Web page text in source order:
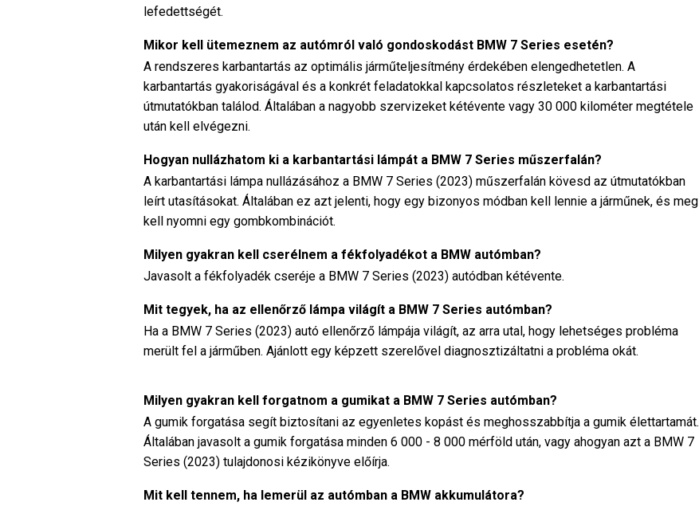
lefedettségét.
Mikor kell ütemeznem az autómról való gondoskodást BMW 7 Series esetén?
A rendszeres karbantartás az optimális járműteljesítmény érdekében elengedhetetlen. A
karbantartás gyakoriságával és a konkrét feladatokkal kapcsolatos részleteket a karbantartási
útmutatókban találod. Általában a nagyobb szervizeket kétévente vagy 30 000 kilométer megtétele
után kell elvégezni.
Hogyan nullázhatom ki a karbantartási lámpát a BMW 7 Series műszerfalán?
A karbantartási lámpa nullázásához a BMW 7 Series (2023) műszerfalán kövesd az útmutatókban
leírt utasításokat. Általában ez azt jelenti, hogy egy bizonyos módban kell lennie a járműnek, és meg
kell nyomni egy gombkombinációt.
Milyen gyakran kell cserélnem a fékfolyadékot a BMW autómban?
Javasolt a fékfolyadék cseréje a BMW 7 Series (2023) autódban kétévente.
Mit tegyek, ha az ellenőrző lámpa világít a BMW 7 Series autómban?
Ha a BMW 7 Series (2023) autó ellenőrző lámpája világít, az arra utal, hogy lehetséges probléma
merült fel a járműben. Ajánlott egy képzett szerelővel diagnosztizáltatni a probléma okát.
Milyen gyakran kell forgatnom a gumikat a BMW 7 Series autómban?
A gumik forgatása segít biztosítani az egyenletes kopást és meghosszabbítja a gumik élettartamát.
Általában javasolt a gumik forgatása minden 6 000 - 8 000 mérföld után, vagy ahogyan azt a BMW 7
Series (2023) tulajdonosi kézikönyve előírja.
Mit kell tennem, ha lemerül az autómban a BMW akkumulátora?